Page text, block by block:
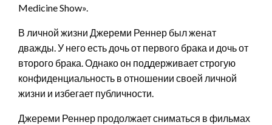
Medicine Show».
В личной жизни Джереми Реннер был женат
дважды. У него есть дочь от первого брака и дочь от
второго брака. Однако он поддерживает строгую
конфиденциальность в отношении своей личной
жизни и избегает публичности.
Джереми Реннер продолжает сниматься в фильмах